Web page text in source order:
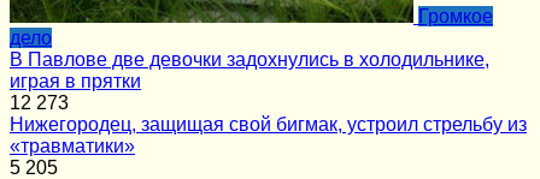
Громкое
дело
В Павлове две девочки задохнулись в холодильнике,
играя в прятки
12 273
Нижегородец, защищая свой бигмак, устроил стрельбу из
«травматики»
5 205